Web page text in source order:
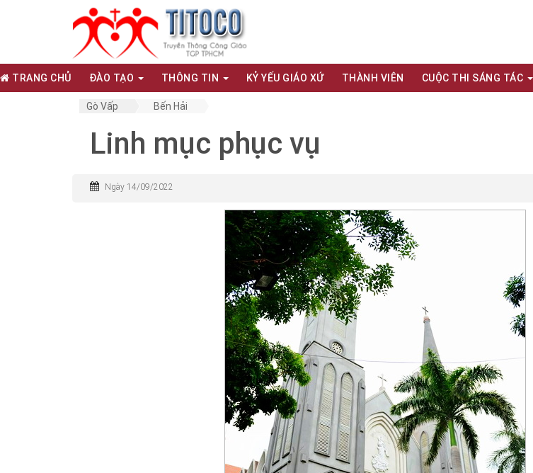
TRANG CHỦ ĐÀO TẠO THÔNG TIN KỶ YẾU GIÁO XỨ THÀNH VIÊN CUỘC THI SÁNG TÁC
Gò Vấp Bến Hải
Linh mục phục vụ
Ngày 14/09/2022